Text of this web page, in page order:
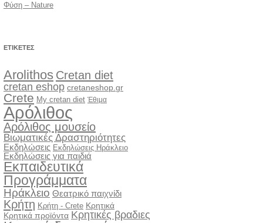
Φύση – Nature
ΕΤΙΚΈΤΕΣ
Arolithos Cretan diet
cretan eshop cretaneshop.gr
Crete My cretan diet Έθιμα
Αρόλιθος
Αρόλιθος μουσείο
Βιωματικές Δραστηριότητες
Εκδηλώσεις Εκδηλώσεις Ηράκλειο
Εκδηλώσεις για παιδιά
Εκπαιδευτικά
Προγράμματα
Ηράκλειο Θεατρικό παιχνίδι
Κρήτη Κρήτη - Crete Κρητικά
Κρητικά προϊόντα Κρητικές βραδιες